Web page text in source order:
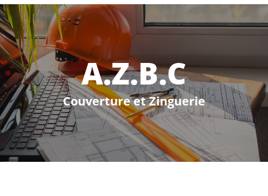
A.Z.B.C
Couverture et Zinguerie